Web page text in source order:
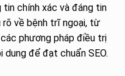
chính xác và đáng tin
rõ về bệnh trĩ ngoại, từ
phương pháp điều trị
dung để đạt chuẩn SEO.